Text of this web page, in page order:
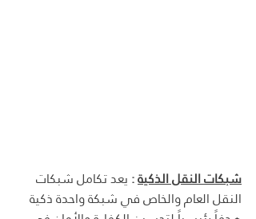
شبكات النقل الذكية : يعد تكامل شبكات
النقل العام والخاص في شبكة واحدة ذكية